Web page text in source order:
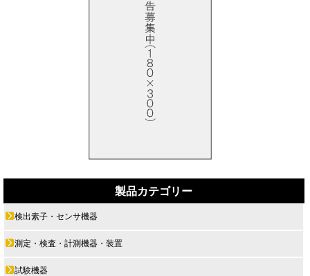
製品カテゴリー
検出素子・センサ機器
測定・検査・計測機器・装置
試験機器